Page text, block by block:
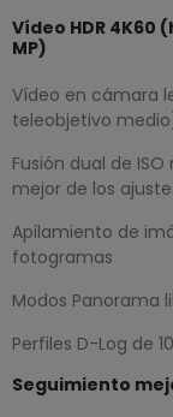
Vídeo HDR 4K60
MP)
Vídeo en cámara
teleobjetivo
Fusión dual de
mejor de los
Apilamiento de
fotogramas
Modos Panorama
Perfiles D-Log de
Seguimiento